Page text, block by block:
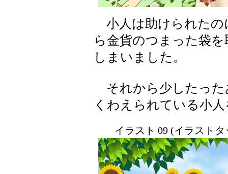
小人は助けられたの
ら金貨のつまった袋
しまいました。
それから少したった
くわえられている小
イラスト 09 (イラスト